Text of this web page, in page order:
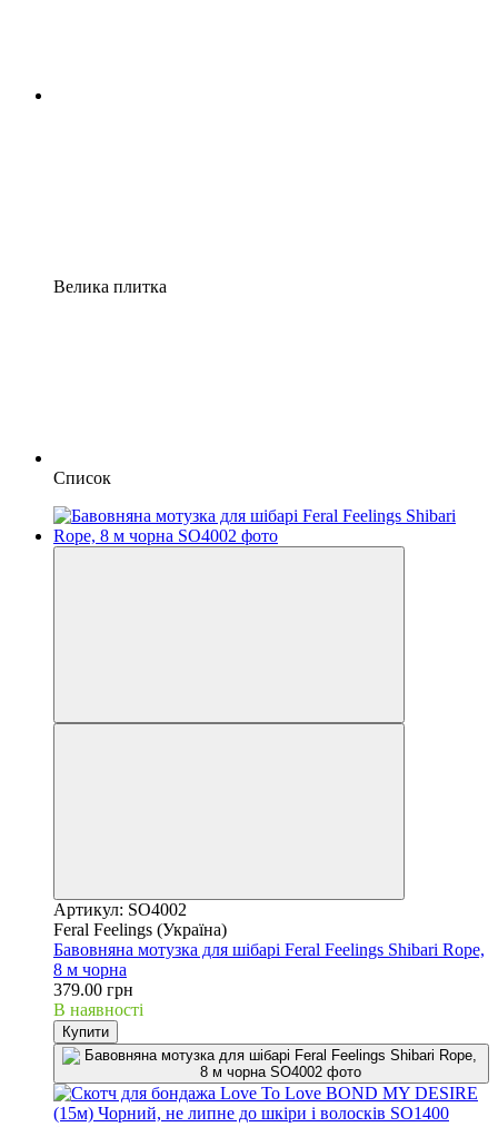
Велика плитка
Список
Артикул: SO4002
Feral Feelings (Україна)
Бавовняна мотузка для шібарі Feral Feelings Shibari Rope,
8 м чорна
379.00 грн
В наявності
Купити